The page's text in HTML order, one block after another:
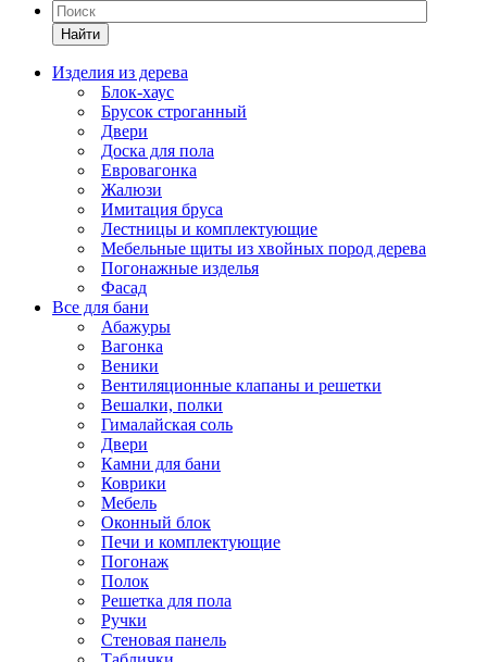
Найти
Изделия из дерева
Блок-хаус
Брусок строганный
Двери
Доска для пола
Евровагонка
Жалюзи
Имитация бруса
Лестницы и комплектующие
Мебельные щиты из хвойных пород дерева
Погонажные изделья
Фасад
Все для бани
Абажуры
Вагонка
Веники
Вентиляционные клапаны и решетки
Вешалки, полки
Гималайская соль
Двери
Камни для бани
Коврики
Мебель
Оконный блок
Печи и комплектующие
Погонаж
Полок
Решетка для пола
Ручки
Стеновая панель